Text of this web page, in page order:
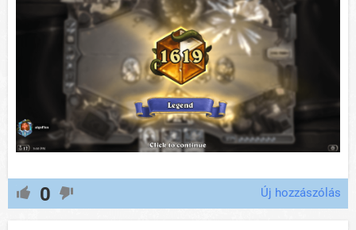
0 Új hozzászólás